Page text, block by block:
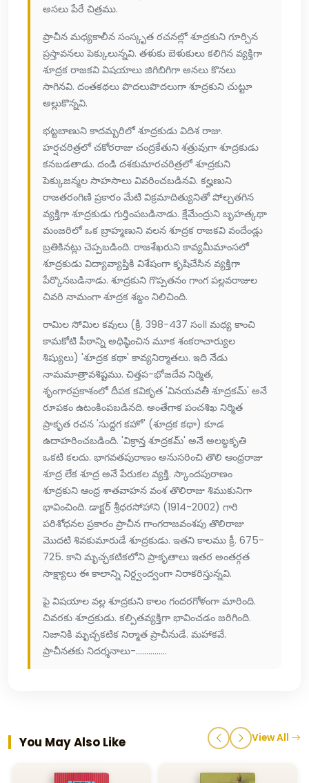
అసలు పేరే చిత్రము.
ప్రాచీన మధ్యకాలీన సంస్కృత రచనల్లో శూద్రకుని గూర్చిన
ప్రస్తావనలు పెక్కులున్నవి. తళుకు బెళుకులు కలిగిన వ్యక్తిగా
శూద్రక రాజకవి విషయాలు జిగిబిగిగా అనలు కొనలు
సాగినవి. దంతకథలు పొదలుపొదలుగా శూద్రకుని చుట్టూ
అల్లుకొన్నవి.
భట్టబాణుని కాదమ్బరిలో శూద్రకుడు విదిశ రాజు.
హర్షచరిత్రలో చకోరరాజు చంద్రకేతుని శత్రువుగా శూద్రకుడు
కనబడతాడు. దండి దశకుమారచరిత్రలో శూద్రకుని
పెక్కుజన్మల సాహసాలు వివరించబడినవి. కల్హణుని
రాజతరంగిణి ప్రకారం మేటి విక్రమాదిత్యునితో పోల్చతగిన
వ్యక్తిగా శూద్రకుడు గుర్తింపబడినాడు. క్షేమేంద్రుని బృహత్కథా
మంజరిలో ఒక బ్రాహ్మణుని వలన శూద్రక రాజకవి వందేండ్లు
బ్రతికినట్లు చెప్పబడింది. రాజశేఖరుని కావ్యమీమాంసలో
శూద్రకుడు విద్యావ్యాప్తికి విశేషంగా కృషిచేసిన వ్యక్తిగా
పేర్కొనబడినాడు. శూద్రకుని గొప్పతనం గాంగ పల్లవరాజుల
చివరి నామంగా శూద్రక శబ్దం నిలిచింది.
రామిల సోమిల కవులు (క్రీ. 398-437 సం॥ మధ్య కాంచి
కామకోటి పీఠాన్ని అధిష్ఠించిన మూక శంకరాచార్యుల
శిష్యులు) 'శూద్రక కథా' కావ్యనిర్మాతలు. ఇది నేడు
నామమాత్రావశిష్టము. చిత్తప-భోజదేవ నిర్మిత,
శృంగారప్రకాశంలో దీపక కవికృత 'వినయవతీ శూద్రకమ్' అనే
రూపకం ఉటంకింపబడినది. అంతేగాక పంచశిఖ నిర్మిత
ప్రాకృత రచన 'సుద్దగ కహో' (శూద్రక కథా) కూడ
ఉదాహరించబడింది. 'విక్రాన్త శూద్రకమ్' అనే అలబ్ధకృతి
ఒకటి కలదు. భాగవతపురాణం అనుసరించి తొలి ఆంధ్రరాజు
శూద్ర లేక శూద్ర అనే పేరుకల వ్యక్తి. స్కాందపురాణం
శూద్రకుని ఆంధ్ర శాతవాహన వంశ తొలిరాజు శిముకునిగా
భావించింది. డాక్టర్ శ్రీధరసోహాని (1914-2002) గారి
పరిశోధనల ప్రకారం ప్రాచీన గాంగరాజవంశపు తొలిరాజు
మొదటి శివకుమారుడే శూద్రకుడు. ఇతని కాలము క్రీ. 675-
725. కాని మృచ్ఛకటికలోని ప్రాకృతాలు ఇతర అంతర్గత
సాక్ష్యాలు ఈ కాలాన్ని నిర్ద్వంద్వంగా నిరాకరిస్తున్నవి.
పై విషయాల వల్ల శూద్రకుని కాలం గందరగోళంగా మారింది.
చివరకు శూద్రకుడు. కల్పితవ్యక్తిగా భావించడం జరిగింది.
నిజానికి మృచ్ఛకటిక నిర్మాత ప్రాచీనుడే. మహాకవే.
ప్రాచీనతకు నిదర్శనాలు-...............
You May Also Like View All